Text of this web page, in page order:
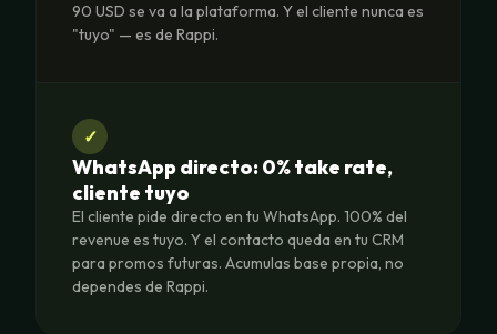
90 USD se va a la plataforma. Y el cliente nunca es
"tuyo" — es de Rappi.
✓
WhatsApp directo: 0% take rate,
cliente tuyo
El cliente pide directo en tu WhatsApp. 100% del
revenue es tuyo. Y el contacto queda en tu CRM
para promos futuras. Acumulas base propia, no
dependes de Rappi.